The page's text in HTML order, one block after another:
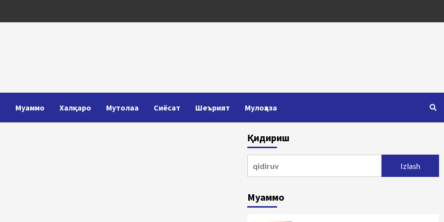
Муаммо Халқаро Мутолаа Сиёсат Шеърият Мулоҳаза
Қидириш
Муаммо